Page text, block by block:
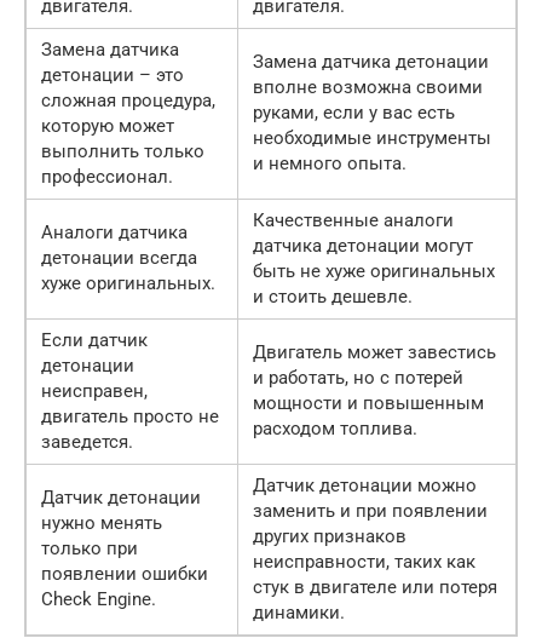
двигателя.
двигателя.
Замена датчика
детонации – это
сложная процедура,
которую может
выполнить только
профессионал.
Замена датчика детонации
вполне возможна своими
руками, если у вас есть
необходимые инструменты
и немного опыта.
Аналоги датчика
детонации всегда
хуже оригинальных.
Качественные аналоги
датчика детонации могут
быть не хуже оригинальных
и стоить дешевле.
Если датчик
детонации
неисправен,
двигатель просто не
заведется.
Двигатель может завестись
и работать, но с потерей
мощности и повышенным
расходом топлива.
Датчик детонации
нужно менять
только при
появлении ошибки
Check Engine.
Датчик детонации можно
заменить и при появлении
других признаков
неисправности, таких как
стук в двигателе или потеря
динамики.